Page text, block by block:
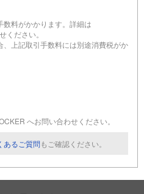
数料がかかります。詳細は
ください。
上記取引手数料には別途消費税がか
へお問い合わせください。
あるご質問もご確認ください。